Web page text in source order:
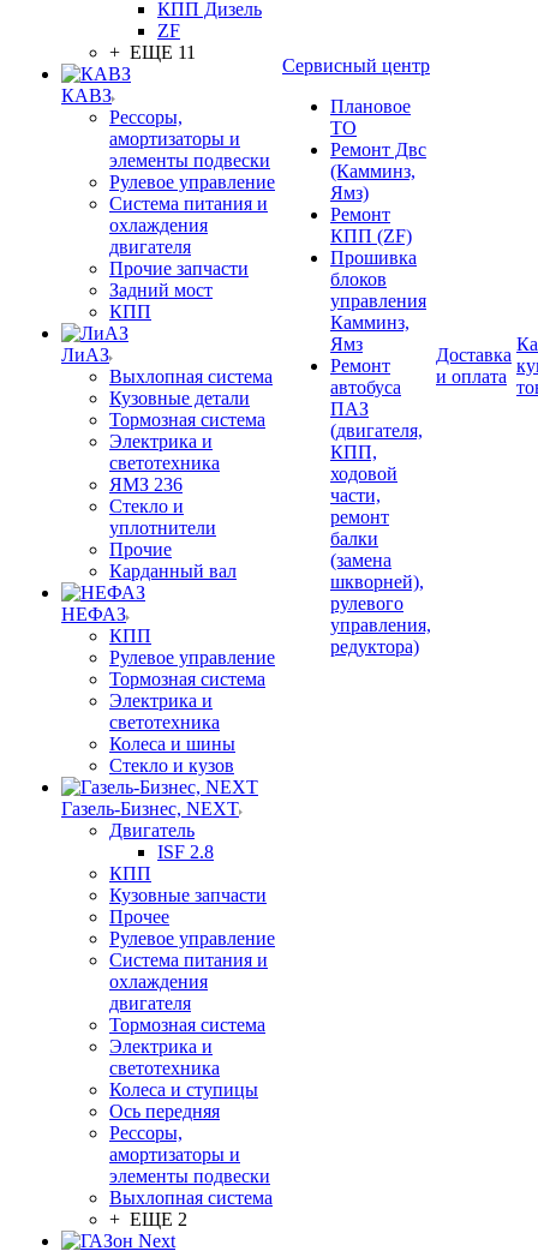
КПП Дизель
ZF
+ ЕЩЕ 11
КАВЗ
Рессоры,
амортизаторы и
элементы подвески
Рулевое управление
Система питания и
охлаждения
двигателя
Прочие запчасти
Задний мост
КПП
ЛиАЗ
Выхлопная система
Кузовные детали
Тормозная система
Электрика и
светотехника
ЯМЗ 236
Стекло и
уплотнители
Прочие
Карданный вал
НЕФАЗ
КПП
Рулевое управление
Тормозная система
Электрика и
светотехника
Колеса и шины
Стекло и кузов
Газель-Бизнес, NEXT
Двигатель
ISF 2.8
КПП
Кузовные запчасти
Прочее
Рулевое управление
Система питания и
охлаждения
двигателя
Тормозная система
Электрика и
светотехника
Колеса и ступицы
Ось передняя
Рессоры,
амортизаторы и
элементы подвески
Выхлопная система
+ ЕЩЕ 2
Сервисный центр
Плановое
ТО
Ремонт Двс
(Камминз,
Ямз)
Ремонт
КПП (ZF)
Прошивка
блоков
управления
Камминз,
Ямз
Ремонт
автобуса
ПАЗ
(двигателя,
КПП,
ходовой
части,
ремонт
балки
(замена
шкворней),
рулевого
управления,
редуктора)
Доставка
и оплата